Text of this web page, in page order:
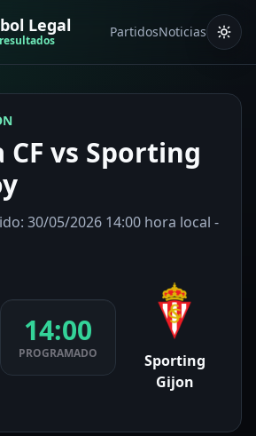
Legal PartidosNoticias
CF vs Sporting
30/05/2026 14:00 hora local -
14:00
PROGRAMADO
Sporting
Gijon